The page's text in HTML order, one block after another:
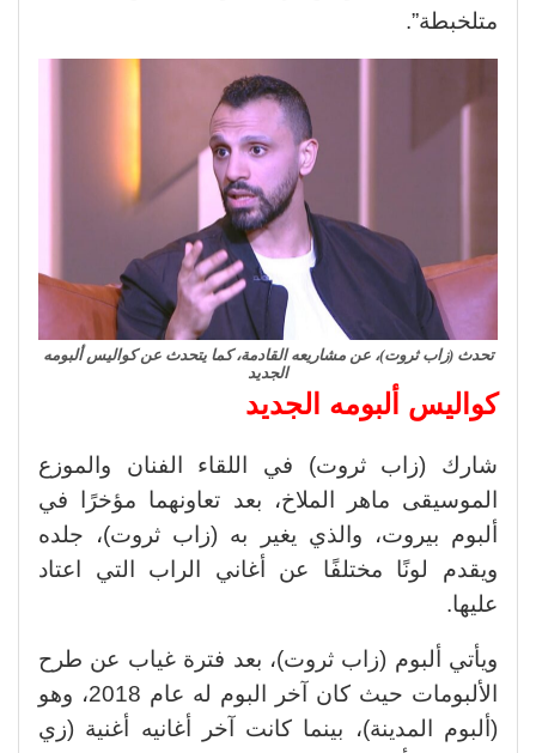
متلخبطة”.
تحدث (زاب ثروت)، عن مشاريعه القادمة، كما يتحدث عن كواليس ألبومه
الجديد
كواليس ألبومه الجديد
شارك (زاب ثروت) في اللقاء الفنان والموزع
الموسيقى ماهر الملاخ، بعد تعاونهما مؤخرًا في
ألبوم بيروت، والذي يغير به (زاب ثروت)، جلده
ويقدم لونًا مختلفًا عن أغاني الراب التي اعتاد
عليها.
ويأتي ألبوم (زاب ثروت)، بعد فترة غياب عن طرح
الألبومات حيث كان آخر البوم له عام 2018، وهو
(ألبوم المدينة)، بينما كانت آخر أغانيه أغنية (زي